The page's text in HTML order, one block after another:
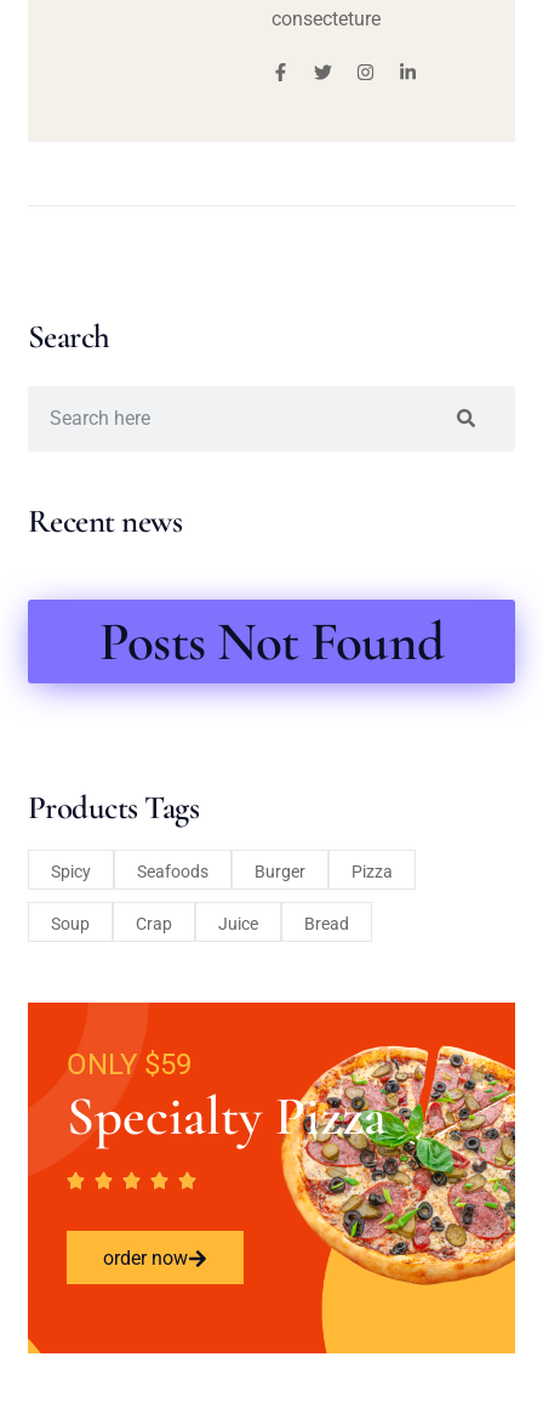
consecteture
Search
Recent news
Posts Not Found
Products Tags
Spicy Seafoods Burger Pizza
Soup Crap Juice Bread
ONLY $59
Specialty Pizza
order now